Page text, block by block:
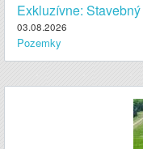
Exkluzívne:
03.08.2026
Pozemky